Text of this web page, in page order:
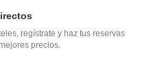
regístrate y haz tus reservas
precios.